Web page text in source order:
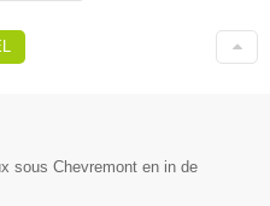
sous Chevremont en in de